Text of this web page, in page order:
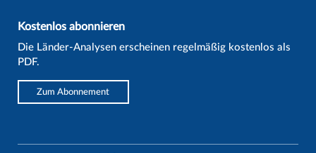
Kostenlos abonnieren
Die Länder-Analysen erscheinen regelmäßig kostenlos als
PDF.
Zum Abonnement